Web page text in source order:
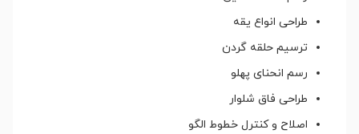
طراحی انواع یقه
ترسیم حلقه گردن
رسم انحنای پهلو
طراحی فاق شلوار
اصلاح و کنترل خطوط الگو